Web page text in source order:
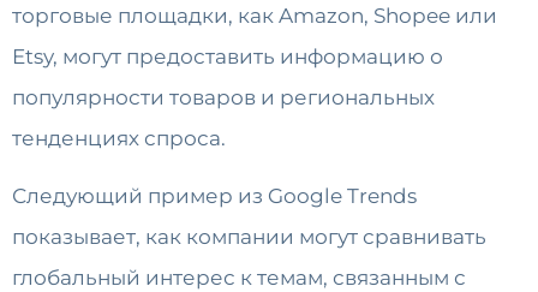
торговые площадки, как Amazon, Shopee или
Etsy, могут предоставить информацию о
популярности товаров и региональных
тенденциях спроса.
Следующий пример из Google Trends
показывает, как компании могут сравнивать
глобальный интерес к темам, связанным с